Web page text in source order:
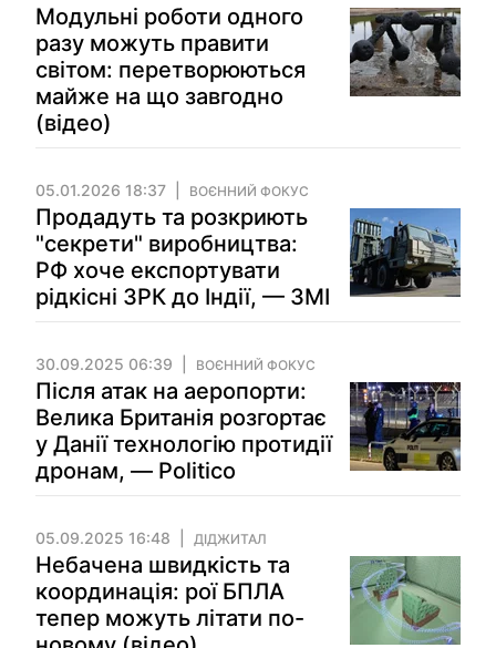
Модульні роботи одного
разу можуть правити
світом: перетворюються
майже на що завгодно
(відео)
05.01.2026 18:37 ВОЄННИЙ ФОКУС
Продадуть та розкриють
"секрети" виробництва:
РФ хоче експортувати
рідкісні ЗРК до Індії, — ЗМІ
30.09.2025 06:39 ВОЄННИЙ ФОКУС
Після атак на аеропорти:
Велика Британія розгортає
у Данії технологію протидії
дронам, — Politico
05.09.2025 16:48 ДІДЖИТАЛ
Небачена швидкість та
координація: рої БПЛА
тепер можуть літати по-